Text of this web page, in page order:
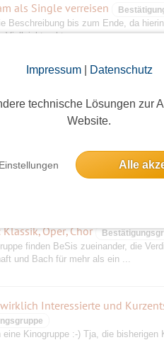
Impressum| Datenschutz
technische Lösungen zur
Website.
Alle
als Single verreisen
Beschreibung bis zum Ende, da
Vielleicht geht e...
und ebenso geht es hier we...
Lesebühne, Kino, Comedy,
Lesebühne, Kino, Comedy,
Oper, Chor
finden BeSis zueinander, die
und Bach für mehr als ein ...
Interessierte und
eine Kinogruppe :-) Tja, die bisherigen